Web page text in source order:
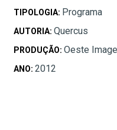
TIPOLOGIA: Programa
AUTORIA: Quercus
PRODUÇÃO: Oeste
ANO: 2012